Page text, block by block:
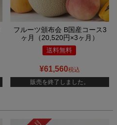
フルーツ頒布会 B国産コース3
ヶ月（20,520円×3ヶ月）
送料無料
¥61,560税込
販売を終了しました。